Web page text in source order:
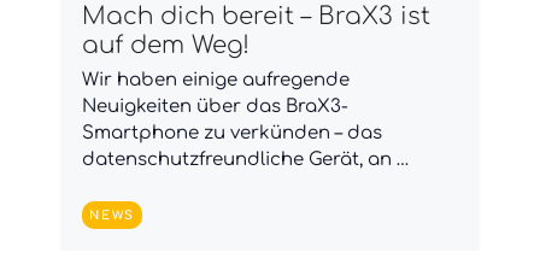
Mach dich bereit – BraX3 ist
auf dem Weg!
Wir haben einige aufregende
Neuigkeiten über das BraX3-
Smartphone zu verkünden – das
datenschutzfreundliche Gerät, an …
NEWS